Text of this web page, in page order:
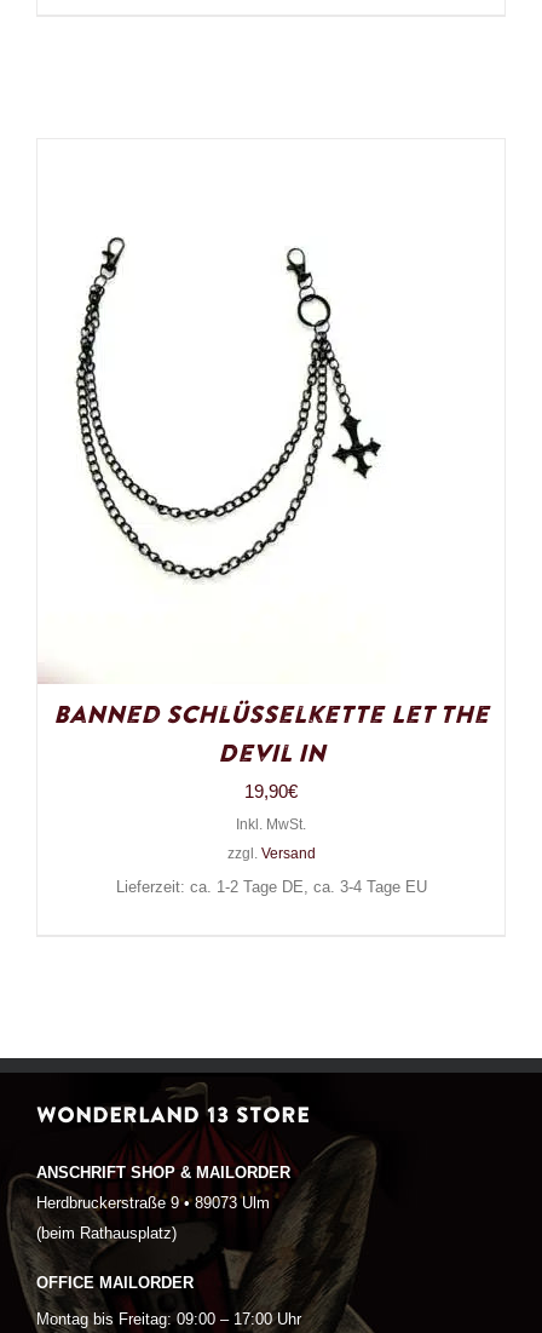
Banned Schlüsselkette Let the
Devil In
19,90€
Inkl. MwSt.
zzgl. Versand
Lieferzeit: ca. 1-2 Tage DE, ca. 3-4 Tage EU
WONDERLAND 13 STORE
ANSCHRIFT SHOP & MAILORDER
Herdbruckerstraße 9 • 89073 Ulm
(beim Rathausplatz)
OFFICE MAILORDER
Montag bis Freitag: 09:00 – 17:00 Uhr